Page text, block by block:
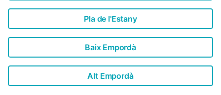
Pla de l'Estany
Baix Empordà
Alt Empordà